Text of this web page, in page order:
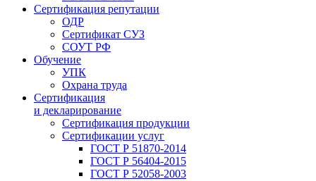
Сертификация репутации
ОДР
Сертификат СУЗ
СОУТ РФ
Обучение
УПК
Охрана труда
Сертификация
и декларирование
Сертификация продукции
Сертификации услуг
ГОСТ Р 51870-2014
ГОСТ Р 56404-2015
ГОСТ Р 52058-2003